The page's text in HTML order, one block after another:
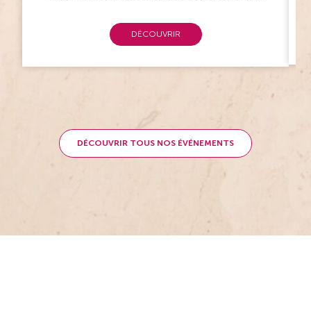
DÉCOUVRIR
DÉCOUVRIR TOUS NOS ÉVÉNEMENTS